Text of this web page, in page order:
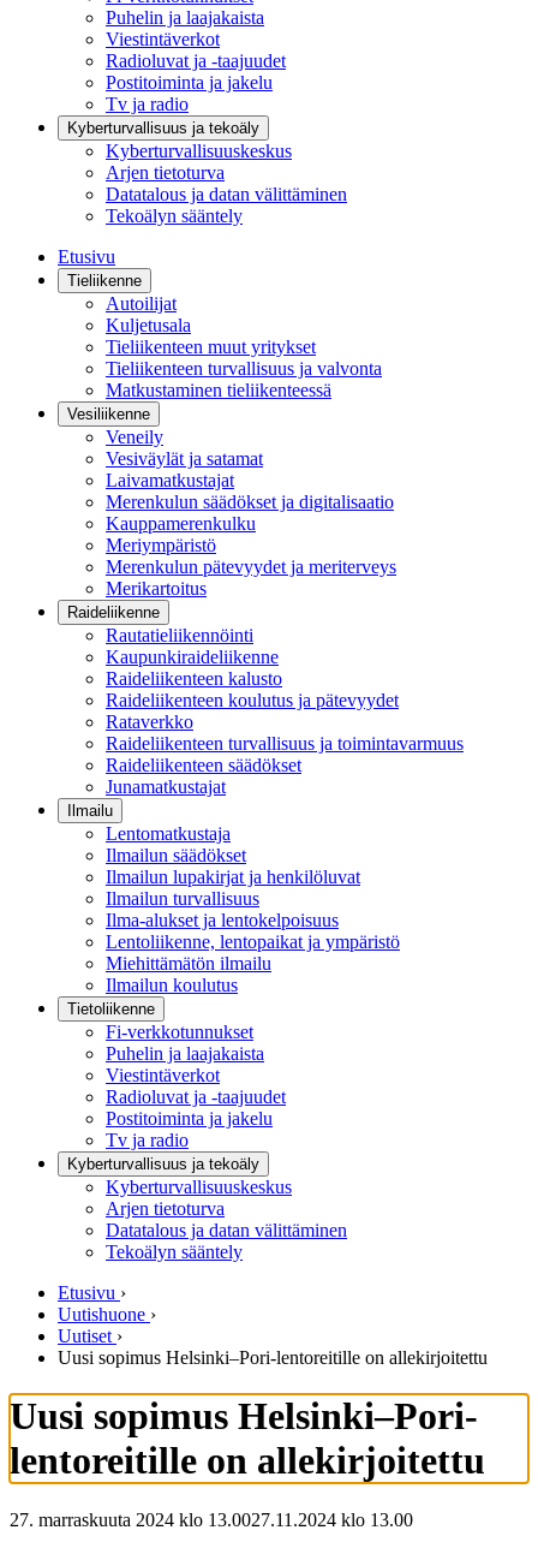
Puhelin ja laajakaista
Viestintäverkot
Radioluvat ja -taajuudet
Postitoiminta ja jakelu
Tv ja radio
Kyberturvallisuus ja tekoäly
Kyberturvallisuuskeskus
Arjen tietoturva
Datatalous ja datan välittäminen
Tekoälyn sääntely
Etusivu
Tieliikenne
Autoilijat
Kuljetusala
Tieliikenteen muut yritykset
Tieliikenteen turvallisuus ja valvonta
Matkustaminen tieliikenteessä
Vesiliikenne
Veneily
Vesiväylät ja satamat
Laivamatkustajat
Merenkulun säädökset ja digitalisaatio
Kauppamerenkulku
Meriympäristö
Merenkulun pätevyydet ja meriterveys
Merikartoitus
Raideliikenne
Rautatieliikennöinti
Kaupunkiraideliikenne
Raideliikenteen kalusto
Raideliikenteen koulutus ja pätevyydet
Rataverkko
Raideliikenteen turvallisuus ja toimintavarmuus
Raideliikenteen säädökset
Junamatkustajat
Ilmailu
Lentomatkustaja
Ilmailun säädökset
Ilmailun lupakirjat ja henkilöluvat
Ilmailun turvallisuus
Ilma-alukset ja lentokelpoisuus
Lentoliikenne, lentopaikat ja ympäristö
Miehittämätön ilmailu
Ilmailun koulutus
Tietoliikenne
Fi-verkkotunnukset
Puhelin ja laajakaista
Viestintäverkot
Radioluvat ja -taajuudet
Postitoiminta ja jakelu
Tv ja radio
Kyberturvallisuus ja tekoäly
Kyberturvallisuuskeskus
Arjen tietoturva
Datatalous ja datan välittäminen
Tekoälyn sääntely
Etusivu ›
Uutishuone ›
Uutiset ›
Uusi sopimus Helsinki–Pori-lentoreitille on allekirjoitettu
Uusi sopimus Helsinki–Pori-
lentoreitille on allekirjoitettu
27. marraskuuta 2024 klo 13.0027.11.2024 klo 13.00